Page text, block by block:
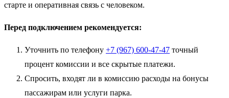
старте и оперативная связь с человеком.
Перед подключением рекомендуется:
Уточнить по телефону +7 (967) 600-47-47 точный
процент комиссии и все скрытые платежи.
Спросить, входят ли в комиссию расходы на бонусы
пассажирам или услуги парка.